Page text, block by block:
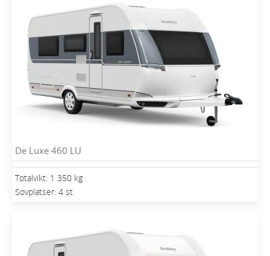
De Luxe 460 LU
Totalvikt: 1 350 kg
Sovplatser: 4 st